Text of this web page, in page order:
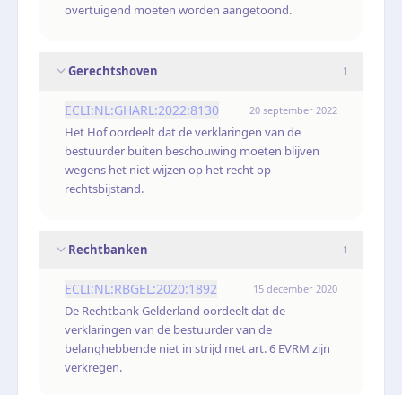
overtuigend moeten worden aangetoond.
Gerechtshoven 1
ECLI:NL:GHARL:2022:8130 20 september 2022
Het Hof oordeelt dat de verklaringen van de
bestuurder buiten beschouwing moeten blijven
wegens het niet wijzen op het recht op
rechtsbijstand.
Rechtbanken 1
ECLI:NL:RBGEL:2020:1892 15 december 2020
De Rechtbank Gelderland oordeelt dat de
verklaringen van de bestuurder van de
belanghebbende niet in strijd met art. 6 EVRM zijn
verkregen.